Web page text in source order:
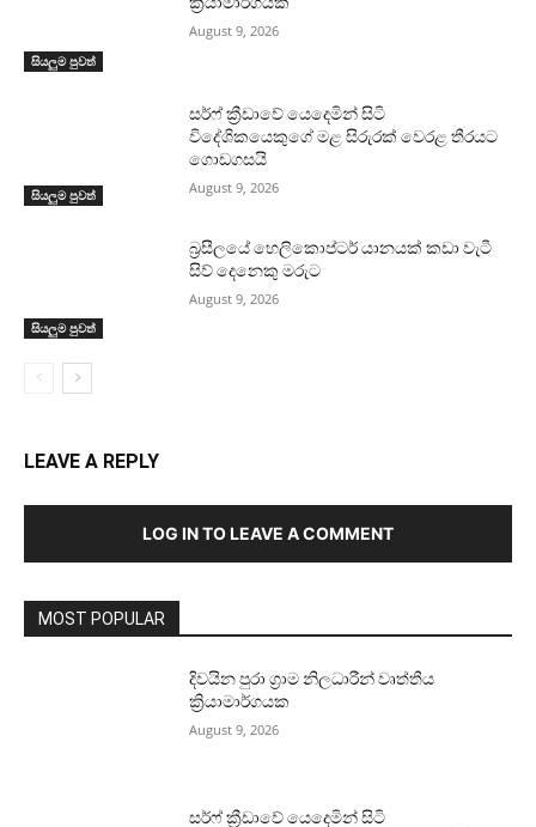
සියලුම පුවත්
August 9, 2026
සියලුම පුවත්
සර්ෆ් ක්‍රීඩාවේ යෙදෙමින් සිටි
විදේශිකයෙකුගේ මළ සිරුරක් වෙරළ තීරයට
ගොඩගසයි
August 9, 2026
සියලුම පුවත්
බ්‍රසීලයේ හෙලිකොප්ටර් යානයක් කඩා වැටී
සිව් දෙනෙකු මරුට
August 9, 2026
LEAVE A REPLY
LOG IN TO LEAVE A COMMENT
MOST POPULAR
දිවයින පුරා ග්‍රාම නිලධාරීන් වෘත්තීය
ක්‍රියාමාර්ගයක
August 9, 2026
සර්ෆ් ක්‍රීඩාවේ යෙදෙමින් සිටි